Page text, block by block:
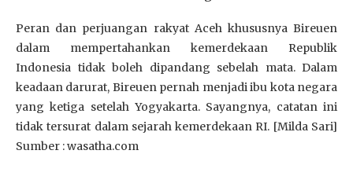
Peran dan perjuangan rakyat Aceh khususnya Bireuen
dalam mempertahankan kemerdekaan Republik
Indonesia tidak boleh dipandang sebelah mata. Dalam
keadaan darurat, Bireuen pernah menjadi ibu kota negara
yang ketiga setelah Yogyakarta. Sayangnya, catatan ini
tidak tersurat dalam sejarah kemerdekaan RI. [Milda Sari]
Sumber : wasatha.com